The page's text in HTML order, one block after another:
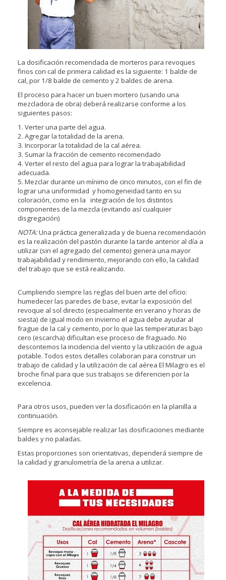
La dosificación recomendada de morteros para revoques
finos con cal de primera calidad es la siguiente: 1 balde de
cal, por 1/8 balde de cemento y 2 baldes de arena.
El proceso para hacer un buen mortero (usando una
mezcladora de obra) deberá realizarse conforme a los
siguientes pasos:
1. Verter una parte del agua.
2. Agregar la totalidad de la arena.
3. Incorporar la totalidad de la cal aérea.
3. Sumar la fracción de cemento recomendado
4. Verter el resto del agua para lograr la trabajabilidad
adecuada.
5. Mezclar durante un mínimo de cinco minutos, con el fin de
lograr una uniformidad y homogeneidad tanto en su
coloración, como en la integración de los distintos
componentes de la mezcla (evitando así cualquier
disgregación)
NOTA:Una práctica generalizada y de buena recomendación
es la realización del pastón durante la tarde anterior al día a
utilizar (sin el agregado del cemento) genera una mayor
trabajabilidad y rendimiento, mejorando con ello, la calidad
del trabajo que se está realizando.
Cumpliendo siempre las reglas del buen arte del oficio:
humedecer las paredes de base, evitar la exposición del
revoque al sol directo (especialmente en verano y horas de
siesta) de igual modo en invierno el agua debe ayudar al
frague de la cal y cemento, por lo que las temperaturas bajo
cero (escarcha) dificultan ese proceso de fraguado. No
descontemos la incidencia del viento y la utilización de agua
potable. Todos estos detalles colaboran para construir un
trabajo de calidad y la utilización de cal aérea El Milagro es el
broche final para que sus trabajos se diferencien por la
excelencia.
Para otros usos, pueden ver la dosificación en la planilla a
continuación.
Siempre es aconsejable realizar las dosificaciones mediante
baldes y no paladas.
Estas proporciones son orientativas, dependerá siempre de
la calidad y granulometría de la arena a utilizar.